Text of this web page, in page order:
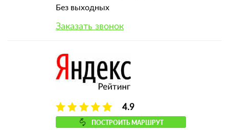
Без выходных
Заказать звонок
4.9
ПОСТРОИТЬ МАРШРУТ